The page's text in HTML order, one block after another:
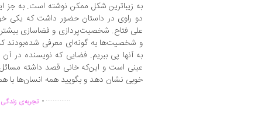
به زیباترین شکل ممکن نوشته‌ است. به جز
دو راوی در داستان حضور داشت که یکی
علی فتاح. شخصیت‌پردازی و فضاسازی
و شخصیت‌ها به گونه‌ای معرفی شده‌بودند
به آنها پی ببریم. فضایی که نویسنده در
عینی است و این‌که خانی قصد داشته
خوبی نشان دهد و بگویید همه انسان‌ها با
تجربه‌ی زندگی . ..............